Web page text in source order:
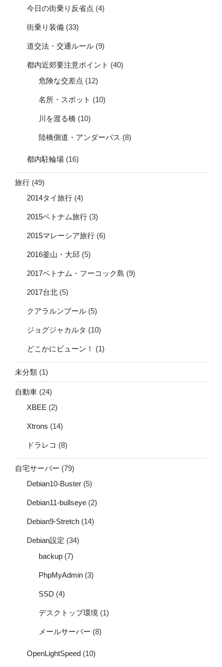
今日の街乗り反省点 (4)
街乗り装備 (33)
道交法・交通ルール (9)
都内近郊要注意ポイント (40)
危険な交差点 (12)
名所・スポット (10)
川を渡る橋 (10)
陸橋側道・アンダーパス (8)
都内駐輪場 (16)
旅行 (49)
2014タイ旅行 (4)
2015ベトナム旅行 (3)
2015マレーシア旅行 (6)
2016釜山・大邱 (5)
2017ベトナム・フーコック島 (9)
2017台北 (5)
クアラルンプール (5)
ジョグジャカルタ (10)
どこかにビューン！ (1)
未分類 (1)
自動車 (24)
XBEE (2)
Xtrons (14)
ドラレコ (8)
自宅サーバー (79)
Debian10-Buster (5)
Debian11-bullseye (2)
Debian9-Stretch (14)
Debian設定 (34)
backup (7)
PhpMyAdmin (3)
SSD (4)
デスクトップ環境 (1)
メールサーバー (8)
OpenLightSpeed (10)